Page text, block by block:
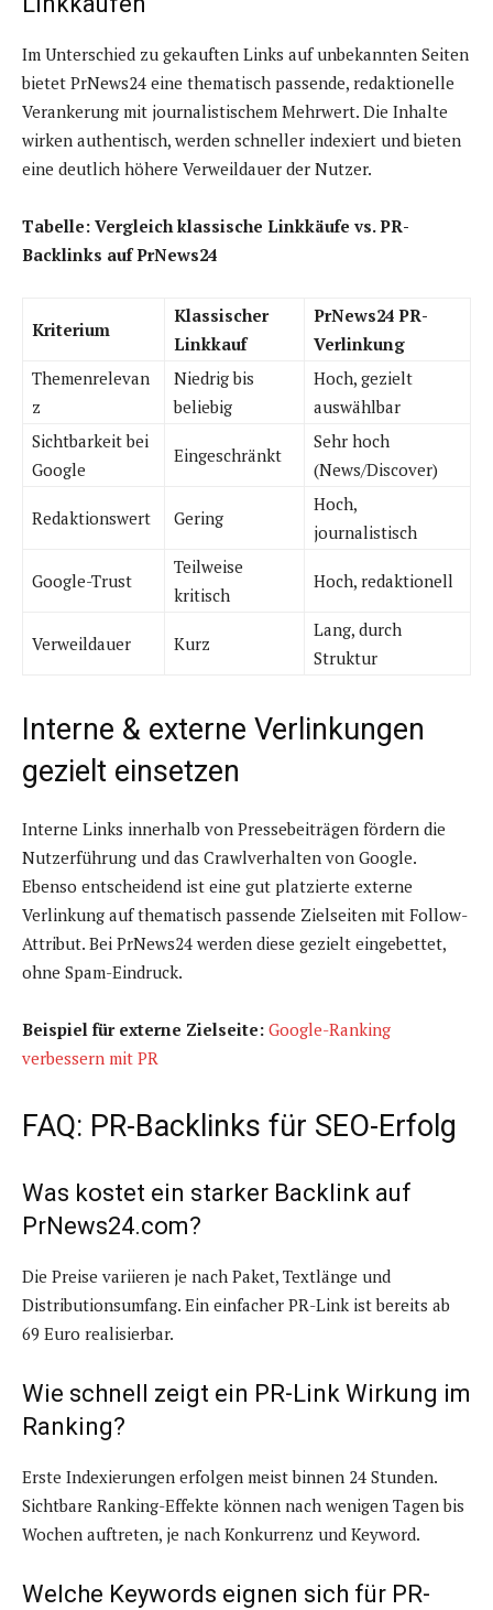
Im Unterschied zu gekauften Links auf unbekannten Seiten
bietet PrNews24 eine thematisch passende, redaktionelle
Verankerung mit journalistischem Mehrwert. Die Inhalte
wirken authentisch, werden schneller indexiert und bieten
eine deutlich höhere Verweildauer der Nutzer.
Tabelle: Vergleich klassische Linkkäufe vs. PR-
Backlinks auf PrNews24
Kriterium
Klassischer
Linkkauf
PrNews24 PR-
Verlinkung
Themenrelevan
z
Niedrig bis
beliebig
Hoch, gezielt
auswählbar
Sichtbarkeit bei
Google
Eingeschränkt
Sehr hoch
(News/Discover)
Redaktionswert Gering
Hoch,
journalistisch
Google-Trust
Teilweise
kritisch
Hoch, redaktionell
Verweildauer Kurz
Lang, durch
Struktur
Interne & externe Verlinkungen
gezielt einsetzen
Interne Links innerhalb von Pressebeiträgen fördern die
Nutzerführung und das Crawlverhalten von Google.
Ebenso entscheidend ist eine gut platzierte externe
Verlinkung auf thematisch passende Zielseiten mit Follow-
Attribut. Bei PrNews24 werden diese gezielt eingebettet,
ohne Spam-Eindruck.
Beispiel für externe Zielseite: Google-Ranking
verbessern mit PR
FAQ: PR-Backlinks für SEO-Erfolg
Was kostet ein starker Backlink auf
PrNews24.com?
Die Preise variieren je nach Paket, Textlänge und
Distributionsumfang. Ein einfacher PR-Link ist bereits ab
69 Euro realisierbar.
Wie schnell zeigt ein PR-Link Wirkung im
Ranking?
Erste Indexierungen erfolgen meist binnen 24 Stunden.
Sichtbare Ranking-Effekte können nach wenigen Tagen bis
Wochen auftreten, je nach Konkurrenz und Keyword.
Welche Keywords eignen sich für PR-